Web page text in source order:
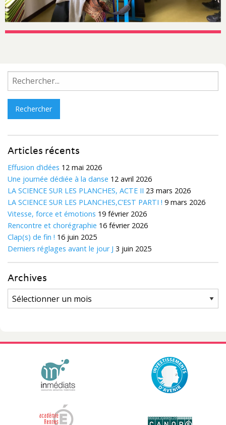
Rechercher :
Articles récents
Effusion d’idées 12 mai 2026
Une journée dédiée à la danse 12 avril 2026
LA SCIENCE SUR LES PLANCHES, ACTE II 23 mars 2026
LA SCIENCE SUR LES PLANCHES,C’EST PARTI ! 9 mars 2026
Vitesse, force et émotions 19 février 2026
Rencontre et chorégraphie 16 février 2026
Clap(s) de fin ! 16 juin 2025
Derniers réglages avant le jour J 3 juin 2025
Archives
Archives